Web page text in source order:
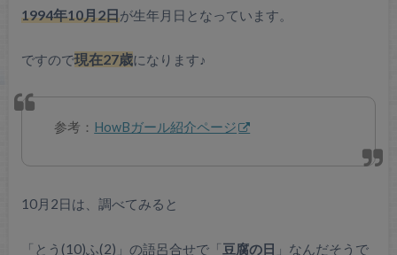
1994年10月2日が生年月日となっています。
ですので現在27歳になります♪
参考： HowBガール紹介ページ
10月2日は、調べてみると
「とう(10)ふ(2)」の語呂合せで「豆腐の日 」なんだそうで